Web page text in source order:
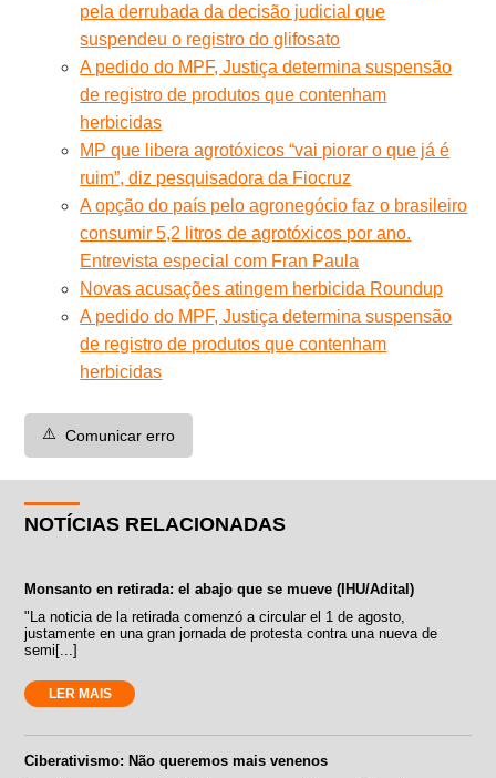
pela derrubada da decisão judicial que
suspendeu o registro do glifosato
A pedido do MPF, Justiça determina suspensão
de registro de produtos que contenham
herbicidas
MP que libera agrotóxicos “vai piorar o que já é
ruim”, diz pesquisadora da Fiocruz
A opção do país pelo agronegócio faz o brasileiro
consumir 5,2 litros de agrotóxicos por ano.
Entrevista especial com Fran Paula
Novas acusações atingem herbicida Roundup
A pedido do MPF, Justiça determina suspensão
de registro de produtos que contenham
herbicidas
⚠️ Comunicar erro
NOTÍCIAS RELACIONADAS
Monsanto en retirada: el abajo que se mueve (IHU/Adital)
"La noticia de la retirada comenzó a circular el 1 de agosto,
justamente en una gran jornada de protesta contra una nueva de
semi[...]
LER MAIS
Ciberativismo: Não queremos mais venenos